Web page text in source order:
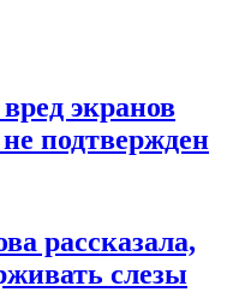
экранов
подтвержден
рассказала,
слезы